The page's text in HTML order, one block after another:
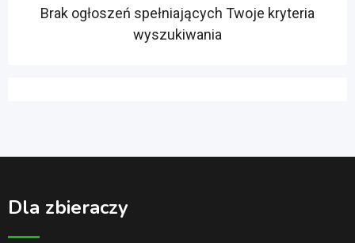
Brak ogłoszeń spełniających Twoje kryteria
wyszukiwania
Dla zbieraczy